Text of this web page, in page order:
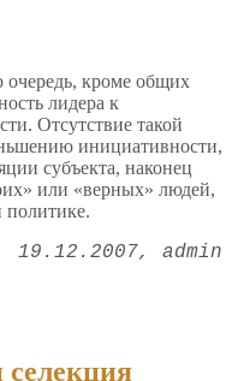
очередь, кроме общих
лидера к
Отсутствие такой
инициативности,
субъекта, наконец
или «верных» людей,
политике.
19.12.2007 admin